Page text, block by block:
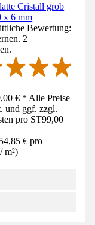
Cristall grob
x 6 mm
Bewertung:
2
€ * Alle Preise
und ggf. zzgl.
pro ST99,00
€ pro
/ m²)